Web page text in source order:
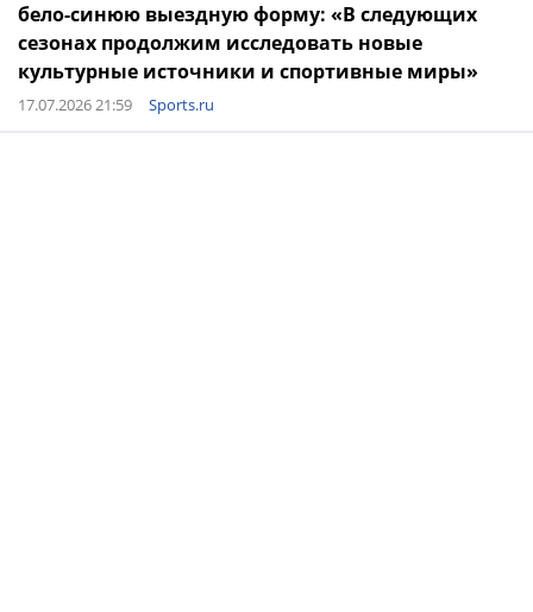
бело-синюю выездную форму: «В следующих
сезонах продолжим исследовать новые
культурные источники и спортивные миры»
17.07.2026 21:59 Sports.ru